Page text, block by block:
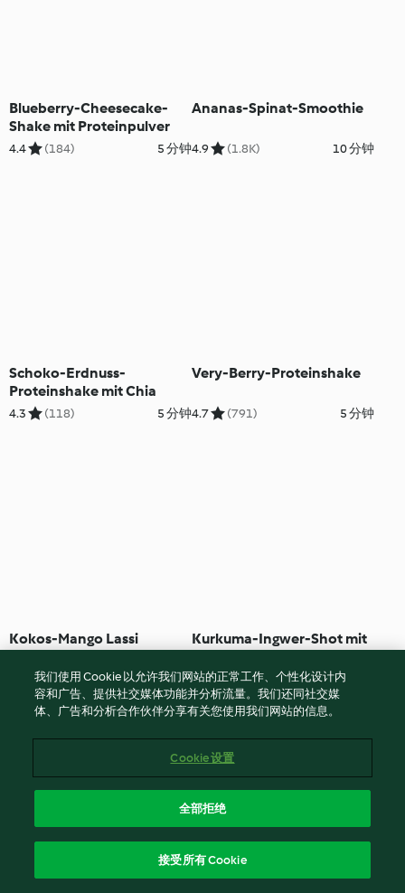
Blueberry-Cheesecake-
Shake mit Proteinpulver
4.4 (184) 5 分钟
Ananas-Spinat-Smoothie
4.9 (1.8K) 10 分钟
Schoko-Erdnuss-
Proteinshake mit Chia
4.3 (118) 5 分钟
Very-Berry-Proteinshake
4.7 (791) 5 分钟
Kokos-Mango Lassi
(20) 5 分钟
Kurkuma-Ingwer-Shot mit
4.0 (936) 10 分钟
我们使用 Cookie 以允许我们网站的正常工作、个性化设计内
容和广告、提供社交媒体功能并分析流量。我们还同社交媒
体、广告和分析合作伙伴分享有关您使用我们网站的信息。
Cookie 设置
全部拒绝
接受所有 Cookie